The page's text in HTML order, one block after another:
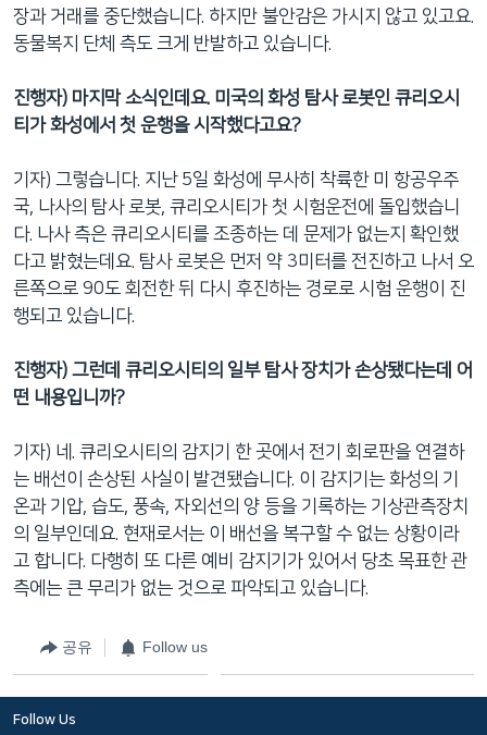
장과 거래를 중단했습니다. 하지만 불안감은 가시지 않고 있고요.
동물복지 단체 측도 크게 반발하고 있습니다.
진행자) 마지막 소식인데요. 미국의 화성 탐사 로봇인 큐리오시
티가 화성에서 첫 운행을 시작했다고요?
기자) 그렇습니다. 지난 5일 화성에 무사히 착륙한 미 항공우주
국, 나사의 탐사 로봇, 큐리오시티가 첫 시험운전에 돌입했습니
다. 나사 측은 큐리오시티를 조종하는 데 문제가 없는지 확인했
다고 밝혔는데요. 탐사 로봇은 먼저 약 3미터를 전진하고 나서 오
른쪽으로 90도 회전한 뒤 다시 후진하는 경로로 시험 운행이 진
행되고 있습니다.
진행자) 그런데 큐리오시티의 일부 탐사 장치가 손상됐다는데 어
떤 내용입니까?
기자) 네. 큐리오시티의 감지기 한 곳에서 전기 회로판을 연결하
는 배선이 손상된 사실이 발견됐습니다. 이 감지기는 화성의 기
온과 기압, 습도, 풍속, 자외선의 양 등을 기록하는 기상관측장치
의 일부인데요. 현재로서는 이 배선을 복구할 수 없는 상황이라
고 합니다. 다행히 또 다른 예비 감지기가 있어서 당초 목표한 관
측에는 큰 무리가 없는 것으로 파악되고 있습니다.
공유 Follow us
Follow Us